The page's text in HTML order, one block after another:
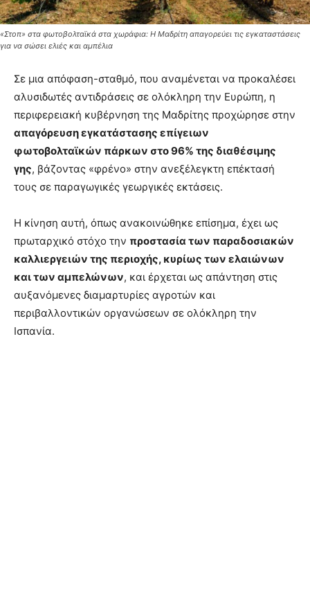
«Στοπ» στα φωτοβολταϊκά στα χωράφια: Η Μαδρίτη απαγορεύει τις εγκαταστάσεις
για να σώσει ελιές και αμπέλια
Σε μια απόφαση-σταθμό, που αναμένεται να προκαλέσει
αλυσιδωτές αντιδράσεις σε ολόκληρη την Ευρώπη, η
περιφερειακή κυβέρνηση της Μαδρίτης προχώρησε στην
απαγόρευση εγκατάστασης επίγειων
φωτοβολταϊκών πάρκων στο 96% της διαθέσιμης
γης, βάζοντας «φρένο» στην ανεξέλεγκτη επέκτασή
τους σε παραγωγικές γεωργικές εκτάσεις.
Η κίνηση αυτή, όπως ανακοινώθηκε επίσημα, έχει ως
πρωταρχικό στόχο την προστασία των παραδοσιακών
καλλιεργειών της περιοχής, κυρίως των ελαιώνων
και των αμπελώνων, και έρχεται ως απάντηση στις
αυξανόμενες διαμαρτυρίες αγροτών και
περιβαλλοντικών οργανώσεων σε ολόκληρη την
Ισπανία.